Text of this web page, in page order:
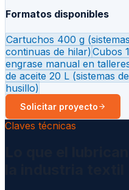
Formatos disponibles
Cartuchos 400 g
continuas de hilar)Cubos
engrase manual en
de aceite 20 L (sistemas
husillo)
Solicitar proyecto
Claves técnicas